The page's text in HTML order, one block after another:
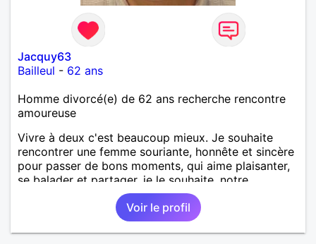
Jacquy63
Bailleul - 62 ans
Homme divorcé(e) de 62 ans recherche rencontre
amoureuse
Vivre à deux c'est beaucoup mieux. Je souhaite
rencontrer une femme souriante, honnête et sincère
pour passer de bons moments, qui aime plaisanter,
se balader et partager, je le souhaite, notre
complicité. J'aime beaucoup les chantiers de
randonnée pour se défouler, se relaxer, se détendre
et finalement prendre du bon temps. C'est difficile
de tout dire en quelques lignes. En revanche, vous
Voir le profil